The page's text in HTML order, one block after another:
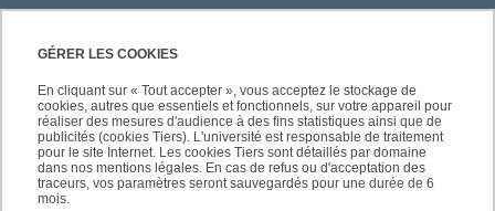
GÉRER LES COOKIES
En cliquant sur « Tout accepter », vous acceptez le stockage de
cookies, autres que essentiels et fonctionnels, sur votre appareil pour
réaliser des mesures d'audience à des fins statistiques ainsi que de
publicités (cookies Tiers). L'université est responsable de traitement
pour le site Internet. Les cookies Tiers sont détaillés par domaine
dans nos mentions légales. En cas de refus ou d'acceptation des
traceurs, vos paramètres seront sauvegardés pour une durée de 6
mois.
PRATIQUE
ACCÈS RAPIDES